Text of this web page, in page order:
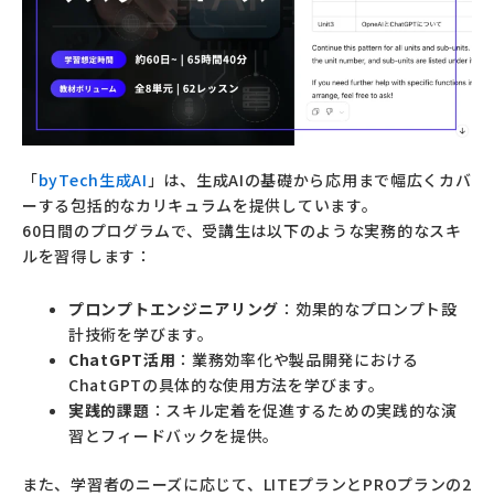
「byTech生成AI」は、生成AIの基礎から応用まで幅広くカバ
ーする包括的なカリキュラムを提供しています。
60日間のプログラムで、受講生は以下のような実務的なスキ
ルを習得します：
プロンプトエンジニアリング ：効果的なプロンプト設
計技術を学びます。
ChatGPT活用 ：業務効率化や製品開発における
ChatGPTの具体的な使用方法を学びます。
実践的課題 ：スキル定着を促進するための実践的な演
習とフィードバックを提供。
また、学習者のニーズに応じて、 LITEプランと PROプランの2